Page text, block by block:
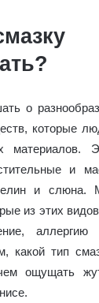
о
которые
материалов.
и
и слюна.
из этих
аллергию
какой тип
ощущать